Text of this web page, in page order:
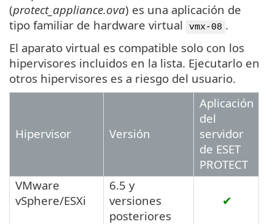
(protect_appliance.ova) es una aplicación de
tipo familiar de hardware virtual
vmx-08 .
El aparato virtual es compatible solo con los
hipervisores incluidos en la lista. Ejecutarlo en
otros hipervisores es a riesgo del usuario.
Hipervisor Versión
Aplicación
del
servidor
de ESET
PROTECT
VMware
vSphere/ESXi
6.5 y
versiones
posteriores
✔